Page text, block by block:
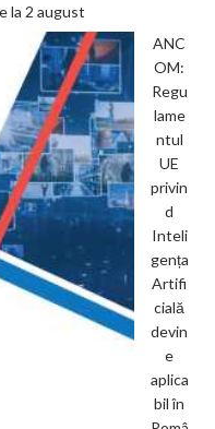
la 2 august
ANC
OM:
Regu
lame
ntul
UE
privin
d
Inteli
gența
Artifi
cială
devin
e
aplica
bil în